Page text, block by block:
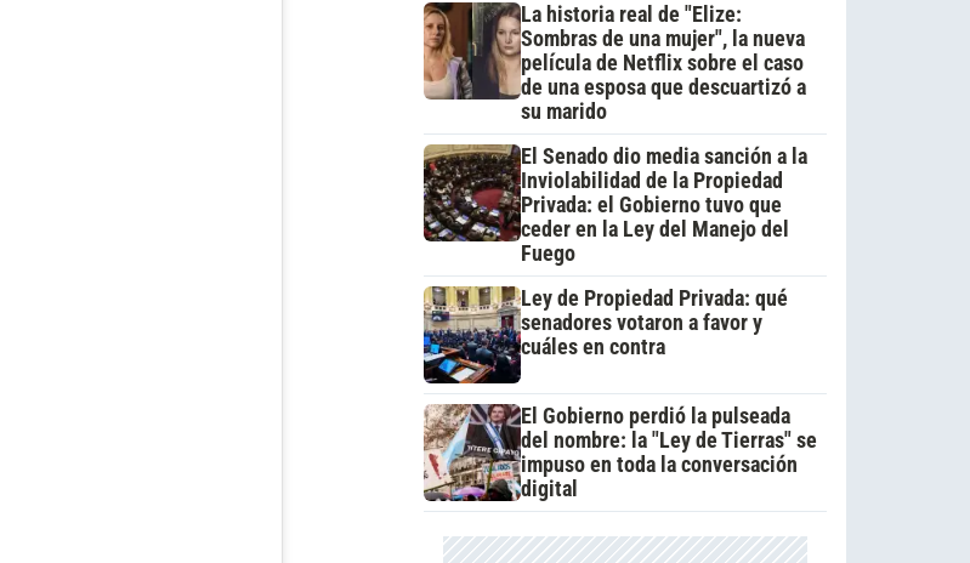
La historia real de "Elize:
Sombras de una mujer", la nueva
película de Netflix sobre el caso
de una esposa que descuartizó a
su marido
El Senado dio media sanción a la
Inviolabilidad de la Propiedad
Privada: el Gobierno tuvo que
ceder en la Ley del Manejo del
Fuego
Ley de Propiedad Privada: qué
senadores votaron a favor y
cuáles en contra
El Gobierno perdió la pulseada
del nombre: la "Ley de Tierras" se
impuso en toda la conversación
digital